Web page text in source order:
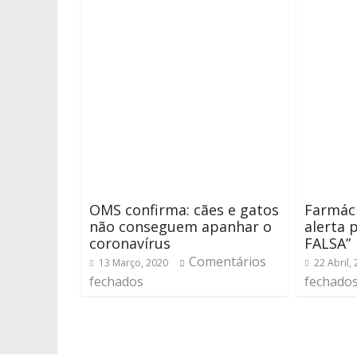
OMS confirma: cães e gatos
não conseguem apanhar o
coronavírus
13 Março, 2020
Comentários
fechados
alerta
FALSA”
22 Abril,
fechados